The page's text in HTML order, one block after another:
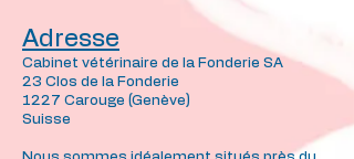
Adresse
Cabinet vétérinaire de la Fonderie SA
23 Clos de la Fonderie
1227 Carouge (Genève)
Suisse